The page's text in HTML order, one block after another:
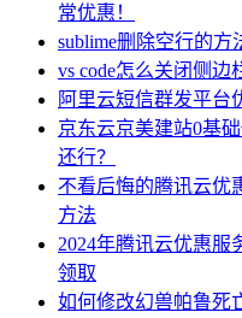
常优惠！
sublime删除空行的方
vs code怎么关闭侧边
阿里云短信群发平台
京东云京美建站0基
还行？
不看后悔的腾讯云优
方法
2024年腾讯云优惠服
领取
如何修改幻兽帕鲁死